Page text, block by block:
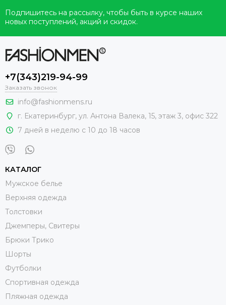
Подпишитесь на рассылку, чтобы быть в курсе наших
новых поступлений, акций и скидок.
+7(343)219-94-99
Заказать звонок
info@fashionmens.ru
г. Екатеринбург, ул. Антона Валека, 15, этаж 3, офис 322
7 дней в неделю с 10 до 18 часов
КАТАЛОГ
Мужское белье
Верхняя одежда
Толстовки
Джемперы, Свитеры
Брюки Трико
Шорты
Футболки
Спортивная одежда
Пляжная одежда